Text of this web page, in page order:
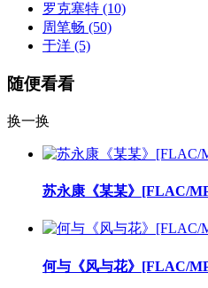
罗克塞特 (10)
周笔畅 (50)
于洋 (5)
随便看看
换一换
苏永康《某某》[FLAC/
何与《风与花》[FLAC/